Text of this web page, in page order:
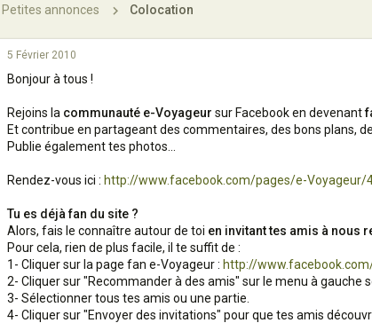
Petites annonces Colocation
5 Février 2010
Bonjour à tous !
Rejoins la communauté e-Voyageur sur Facebook en devenant
Et contribue en partageant des commentaires, des bons plans,
Publie également tes photos...
Rendez-vous ici : http://www.facebook.com/pages/e-Voyageur/
Tu es déjà fan du site ?
Alors, fais le connaître autour de toi en invitant tes amis à nous
Pour cela, rien de plus facile, il te suffit de :
1- Cliquer sur la page fan e-Voyageur : http://
2- Cliquer sur "Recommander à des amis" sur le menu à gauche
3- Sélectionner tous tes amis ou une partie.
4- Cliquer sur "Envoyer des invitations" pour que tes amis